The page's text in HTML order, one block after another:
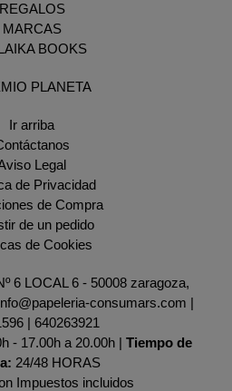
REGALOS
MARCAS
BOOKS
PLANETA
Ir arriba
Legal
de Privacidad
de Compra
de un pedido
de Cookies
6 LOCAL 6 - 50008 zaragoza,
consumars.com |
| 640263921
- 17.00h a 20.00h | Tiempo de
24/48 HORAS
Impuestos incluidos